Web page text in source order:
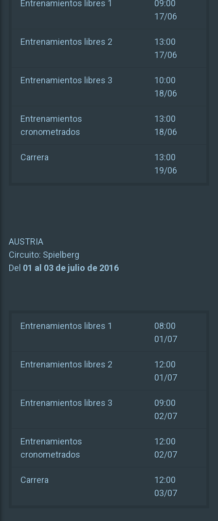
Entrenamientos libres 1
09:00
17/06
Entrenamientos libres 2
13:00
17/06
Entrenamientos libres 3
10:00
18/06
Entrenamientos
cronometrados
13:00
18/06
Carrera
13:00
19/06
AUSTRIA
Circuito: Spielberg
Del 01 al 03 de julio de 2016
Entrenamientos libres 1
08:00
01/07
Entrenamientos libres 2
12:00
01/07
Entrenamientos libres 3
09:00
02/07
Entrenamientos
cronometrados
12:00
02/07
Carrera
12:00
03/07